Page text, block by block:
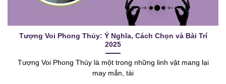
Tượng Voi Phong Thủy: Ý Nghĩa, Cách Chọn và Bài Trí
2025
Tượng Voi Phong Thủy là một trong những linh vật mang lại
may mắn, tài